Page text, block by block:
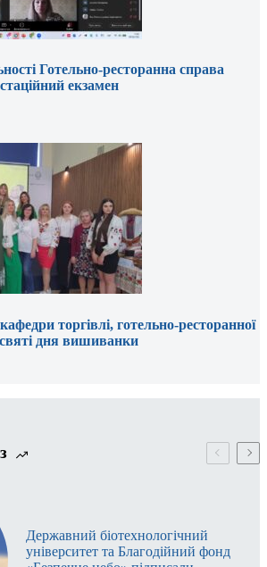
Готельно-ресторанна справа
екзамен
торгівлі, готельно-ресторанної
дня вишиванки
Державний біотехнологічний
університет та Благодійний фонд